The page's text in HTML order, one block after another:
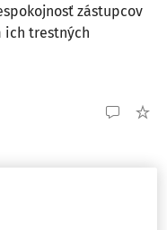
zástupcov
ich trestných
hmotno-